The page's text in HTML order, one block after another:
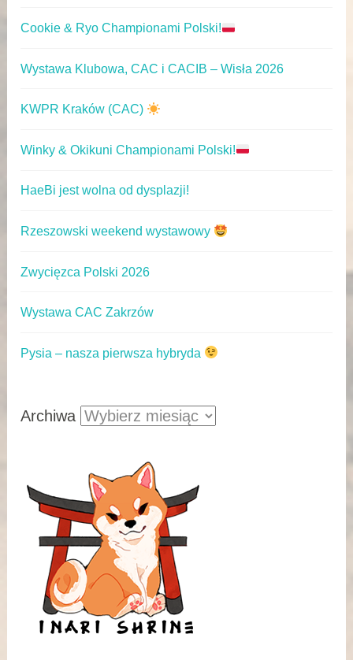
Cookie & Ryo Championami Polski!
Wystawa Klubowa, CAC i CACIB – Wisła 2026
KWPR Kraków (CAC)
Winky & Okikuni Championami Polski!
HaeBi jest wolna od dysplazji!
Rzeszowski weekend wystawowy
Zwycięzca Polski 2026
Wystawa CAC Zakrzów
Pysia – nasza pierwsza hybryda
Archiwa